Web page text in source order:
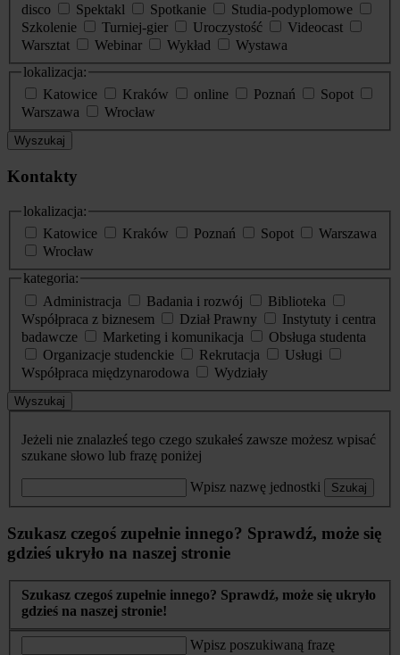
disco
Spektakl Spotkanie
Studia-podyplomowe
Szkolenie
Turniej-gier Uroczystość
Videocast
Warsztat
Webinar Wykład
Wystawa
lokalizacja:
Katowice
Kraków online Poznań
Sopot
Warszawa
Wrocław
Wyszukaj
Kontakty
lokalizacja:
Katowice
Kraków Poznań Sopot
Warszawa
Wrocław
kategoria:
Administracja
Badania i rozwój
Biblioteka
Współpraca z biznesem
Dział Prawny
Instytuty i centra
badawcze
Marketing i komunikacja
Obsługa studenta
Organizacje studenckie
Rekrutacja
Usługi
Współpraca międzynarodowa
Wydziały
Wyszukaj
Jeżeli nie znalazłeś tego czego szukałeś zawsze możesz wpisać
szukane słowo lub frazę poniżej
Wpisz nazwę jednostki Szukaj
Szukasz czegoś zupełnie innego? Sprawdź, może się
gdzieś ukryło na naszej stronie
Szukasz czegoś zupełnie innego? Sprawdź, może się ukryło
gdzieś na naszej stronie!
Wpisz poszukiwaną frazę